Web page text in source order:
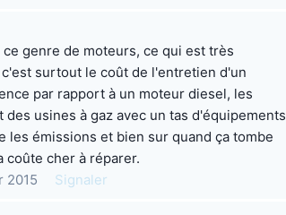
ce genre de moteurs, ce qui est très
surtout le coût de l'entretien d'un
par rapport à un moteur diesel, les
des usines à gaz avec un tas d'équipements
les émissions et bien sur quand ça tombe
coûte cher à réparer.
2015
Signaler